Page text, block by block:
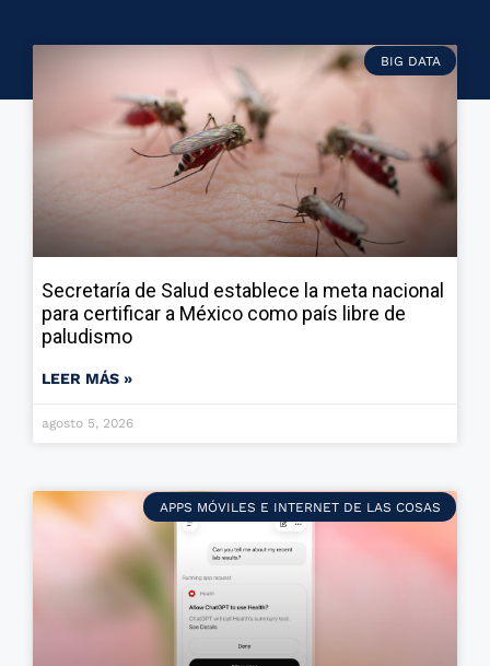
BIG DATA
Secretaría de Salud establece la meta nacional
para certificar a México como país libre de
paludismo
LEER MÁS »
agosto 5, 2026
APPS MÓVILES E INTERNET DE LAS COSAS